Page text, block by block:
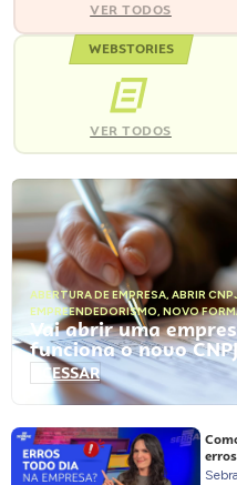
VER TODOS
WEBSTORIES
VER TODOS
ABERTURA DE EMPRESA, ABRIR
EMPREENDEDORISMO, NOVO
Vai abrir uma
funciona o novo
ACESSAR